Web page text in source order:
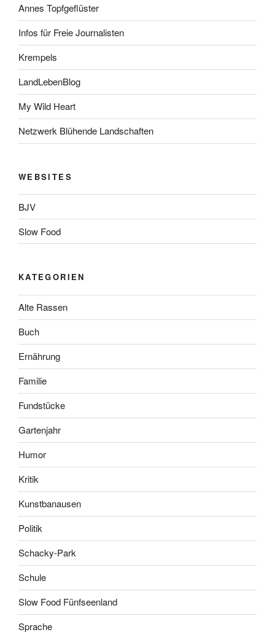
Annes Topfgeflüster
Infos für Freie Journalisten
Krempels
LandLebenBlog
My Wild Heart
Netzwerk Blühende Landschaften
WEBSITES
BJV
Slow Food
KATEGORIEN
Alte Rassen
Buch
Ernährung
Familie
Fundstücke
Gartenjahr
Humor
Kritik
Kunstbanausen
Politik
Schacky-Park
Schule
Slow Food Fünfseenland
Sprache